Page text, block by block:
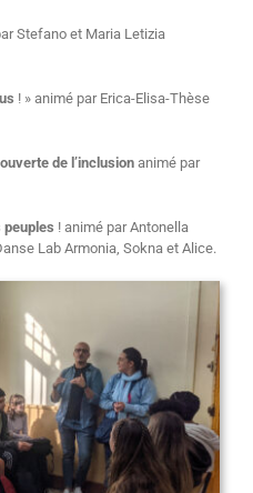
Stefano et Maria Letizia
! » animé par Erica-Elisa-Thèse
de l’inclusionanimé par
peuples ! animé par Antonella
Lab Armonia, Sokna et Alice.